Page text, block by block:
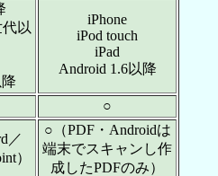
代以
iPhone
iPod touch
iPad
Android 1.6以降
○
／
）
○（PDF・Androidは
端末でスキャンし作
成したPDFのみ）